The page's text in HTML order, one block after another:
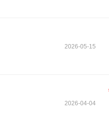
2026-05-15
2026-04-04